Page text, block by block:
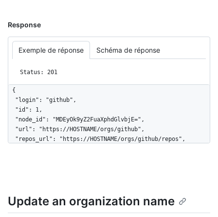
Response
Exemple de réponse Schéma de réponse
Status: 201
{
  "public_members_url":
"https://HOSTNAME/orgs/github/public_members{/member}",
Update an organization name